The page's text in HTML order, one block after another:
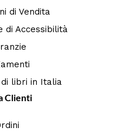
di Vendita
di Accessibilità
di libri in Italia
Clienti